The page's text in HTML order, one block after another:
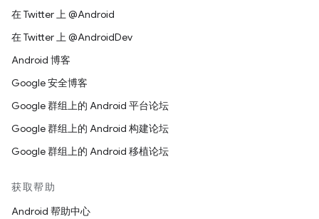
在 Twitter 上 @Android
在 Twitter 上 @AndroidDev
Android 博客
Google 安全博客
Google 群组上的 Android 平台论坛
Google 群组上的 Android 构建论坛
Google 群组上的 Android 移植论坛
获取帮助
Android 帮助中心